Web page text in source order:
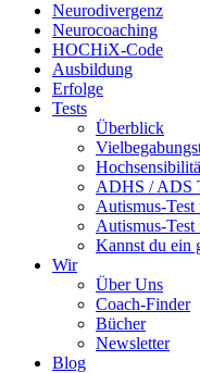
Neurodivergenz
Neurocoaching
HOCHiX-Code
Ausbildung
Erfolge
Tests
Überblick
ADHS / ADS
Autismus-
Autismus-Test
Kannst du ein
Wir
Über Uns
Coach-Finder
Bücher
Newsletter
Blog